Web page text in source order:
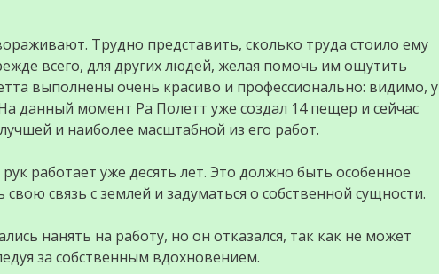
Трудно представить, сколько труда стоило ему
всего, для других людей, желая помочь им ощутить
выполнены очень красиво и профессионально: видимо, у
данный момент Ра Полетт уже создал 14 пещер и сейчас
и наиболее масштабной из его работ.
работает уже десять лет. Это должно быть особенное
связь с землей и задуматься о собственной сущности.
нанять на работу, но он отказался, так как не может
за собственным вдохновением.